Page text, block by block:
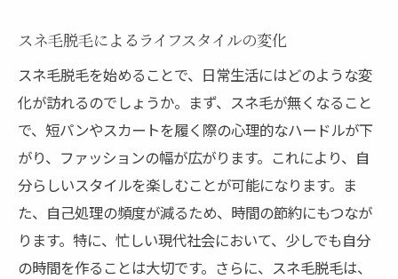
脱毛後のアフターケア肌を守るための重要なス
テップ
アフターケアの基本とその重要性
肌を守るためのケア製品紹介
施術後の肌トラブル対策
アフターケアで差をつける方法
日常生活で気をつけるポイント
肌を美しく保つための習慣
スネ毛脱毛によるライフスタイルの変化
スネ毛脱毛を始めることで、日常生活にはどのような変
化が訪れるのでしょうか。まず、スネ毛が無くなること
で、短パンやスカートを履く際の心理的なハードルが下
がり、ファッションの幅が広がります。これにより、自
分らしいスタイルを楽しむことが可能になります。ま
た、自己処理の頻度が減るため、時間の節約にもつなが
ります。特に、忙しい現代社会において、少しでも自分
の時間を作ることは大切です。さらに、スネ毛脱毛は、